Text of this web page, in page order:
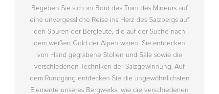
Begeben Sie sich an Bord des Train des Mineurs auf
eine unvergessliche Reise ins Herz des Salzbergs auf
den Spuren der Bergleute, die auf der Suche nach
dem weißen Gold der Alpen waren. Sie entdecken
von Hand gegrabene Stollen und Säle sowie die
verschiedenen Techniken der Salzgewinnung. Auf
dem Rundgang entdecken Sie die ungewöhnlichsten
Elemente unseres Bergwerks, wie die verschiedenen